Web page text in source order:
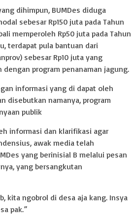
dihimpun, BUMDes diduga
sebesar Rp150 juta pada Tahun
memperoleh Rp50 juta pada Tahun
terdapat pula bantuan dari
sebesar Rp10 juta yang
program penanaman jagung.
informasi yang di dapat oleh
disebutkan namanya, program
publik
informasi dan klarifikasi agar
awak media telah
yang berinisial B melalui pesan
yang bersangkutan
kita ngobrol di desa aja kang. Insya
pak.”